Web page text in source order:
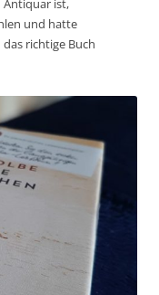
Antiquar ist,
und hatte
richtige Buch